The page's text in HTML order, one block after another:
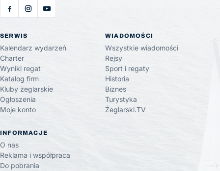
SERWIS
Kalendarz wydarzeń
Charter
Wyniki regat
Katalog firm
Kluby żeglarskie
Ogłoszenia
Moje konto
WIADOMOŚCI
Wszystkie wiadomości
Rejsy
Sport i regaty
Historia
Biznes
Turystyka
Żeglarski.TV
INFORMACJE
O nas
Reklama i współpraca
Do pobrania